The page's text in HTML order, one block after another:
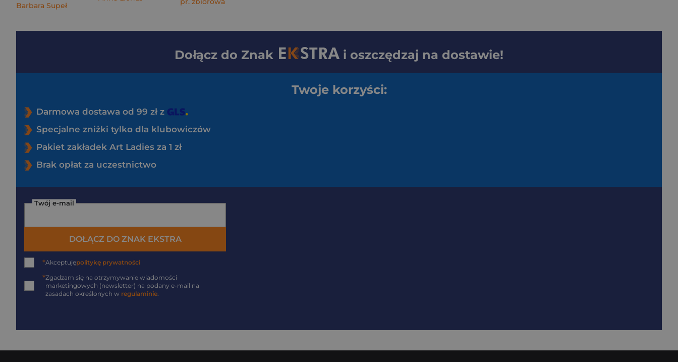
Barbara Supeł
Dołącz do Znak i oszczędzaj na dostawie!
Twoje korzyści:
Darmowa dostawa od 99 zł z
Specjalne zniżki tylko dla klubowiczów
Pakiet zakładek Art Ladies za 1 zł
Brak opłat za uczestnictwo
Twój e-mail
DOŁĄCZ DO ZNAK EKSTRA
*Akceptujępolitykę prywatności
*Zgadzam się na otrzymywanie wiadomości
marketingowych (newsletter) na podany e-mail na
zasadach określonych w regulaminie.